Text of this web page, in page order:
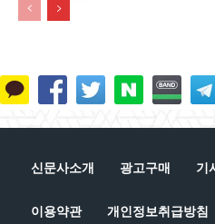
신문사소개 광고구매 기
이용약관 개인정보취급방침